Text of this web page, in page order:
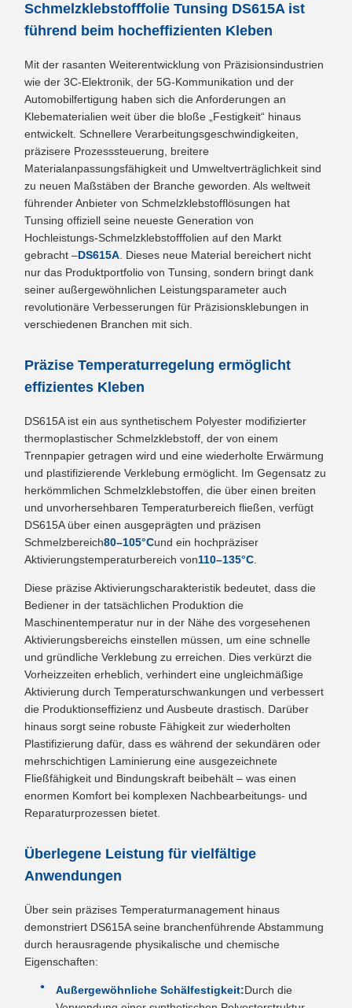
Schmelzklebstofffolie Tunsing DS615A ist
führend beim hocheffizienten Kleben
Mit der rasanten Weiterentwicklung von Präzisionsindustrien
wie der 3C-Elektronik, der 5G-Kommunikation und der
Automobilfertigung haben sich die Anforderungen an
Klebematerialien weit über die bloße „Festigkeit“ hinaus
entwickelt. Schnellere Verarbeitungsgeschwindigkeiten,
präzisere Prozesssteuerung, breitere
Materialanpassungsfähigkeit und Umweltverträglichkeit sind
zu neuen Maßstäben der Branche geworden. Als weltweit
führender Anbieter von Schmelzklebstofflösungen hat
Tunsing offiziell seine neueste Generation von
Hochleistungs-Schmelzklebstofffolien auf den Markt
gebracht –DS615A . Dieses neue Material bereichert nicht
nur das Produktportfolio von Tunsing, sondern bringt dank
seiner außergewöhnlichen Leistungsparameter auch
revolutionäre Verbesserungen für Präzisionsklebungen in
verschiedenen Branchen mit sich.
Präzise Temperaturregelung ermöglicht
effizientes Kleben
DS615A ist ein aus synthetischem Polyester modifizierter
thermoplastischer Schmelzklebstoff, der von einem
Trennpapier getragen wird und eine wiederholte Erwärmung
und plastifizierende Verklebung ermöglicht. Im Gegensatz zu
herkömmlichen Schmelzklebstoffen, die über einen breiten
und unvorhersehbaren Temperaturbereich fließen, verfügt
DS615A über einen ausgeprägten und präzisen
Schmelzbereich80–105°Cund ein hochpräziser
Aktivierungstemperaturbereich von110–135°C
Diese präzise Aktivierungscharakteristik bedeutet, dass die
Bediener in der tatsächlichen Produktion die
Maschinentemperatur nur in der Nähe des vorgesehenen
Aktivierungsbereichs einstellen müssen, um eine schnelle
und gründliche Verklebung zu erreichen. Dies verkürzt die
Vorheizzeiten erheblich, verhindert eine ungleichmäßige
Aktivierung durch Temperaturschwankungen und verbessert
die Produktionseffizienz und Ausbeute drastisch. Darüber
hinaus sorgt seine robuste Fähigkeit zur wiederholten
Plastifizierung dafür, dass es während der sekundären oder
mehrschichtigen Laminierung eine ausgezeichnete
Fließfähigkeit und Bindungskraft beibehält – was einen
enormen Komfort bei komplexen Nachbearbeitungs- und
Reparaturprozessen bietet.
Überlegene Leistung für vielfältige
Anwendungen
Über sein präzises Temperaturmanagement hinaus
demonstriert DS615A seine branchenführende Abstammung
durch herausragende physikalische und chemische
Eigenschaften:
Außergewöhnliche Schälfestigkeit:Durch die